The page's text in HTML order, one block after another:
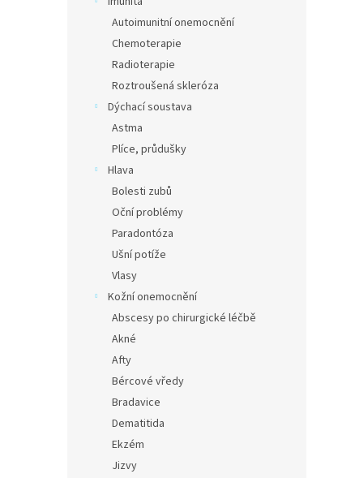
Autoimunitní onemocnění
Chemoterapie
Radioterapie
Roztroušená skleróza
Dýchací soustava
Astma
Plíce, průdušky
Hlava
Bolesti zubů
Oční problémy
Paradontóza
Ušní potíže
Vlasy
Kožní onemocnění
Abscesy po chirurgické léčbě
Akné
Afty
Bércové vředy
Bradavice
Dematitida
Ekzém
Jizvy